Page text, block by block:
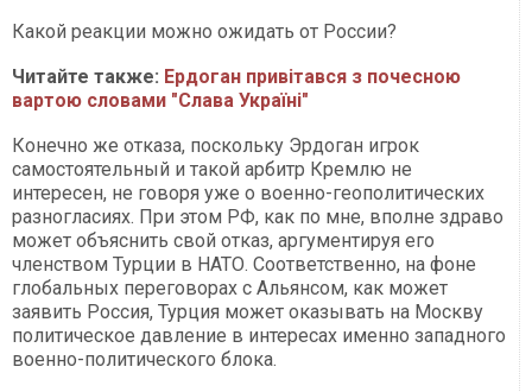
Какой реакции можно ожидать от России?
Читайте также: Ердоган привітався з почесною
вартою словами "Слава Україні"
Конечно же отказа, поскольку Эрдоган игрок
самостоятельный и такой арбитр Кремлю не
интересен, не говоря уже о военно-геополитических
разногласиях. При этом РФ, как по мне, вполне здраво
может объяснить свой отказ, аргументируя его
членством Турции в НАТО. Соответственно, на фоне
глобальных переговорах с Альянсом, как может
заявить Россия, Турция может оказывать на Москву
политическое давление в интересах именно западного
военно-политического блока.